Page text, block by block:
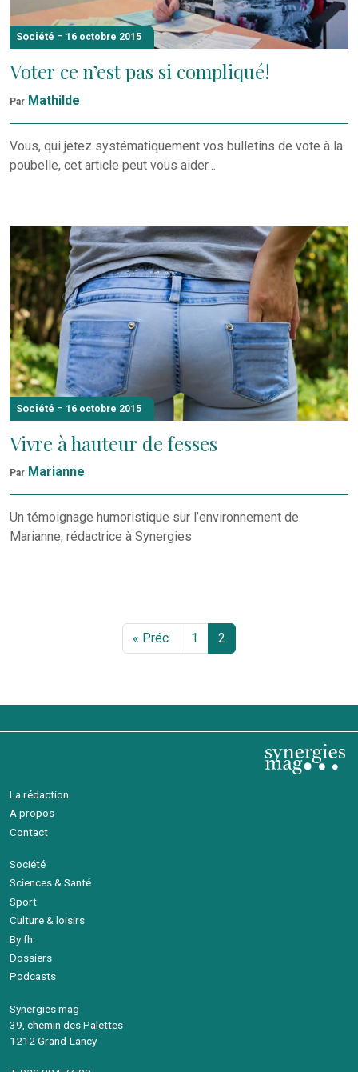
Société - 16 octobre 2015
Voter ce n’est pas si compliqué!
Par Mathilde
Vous, qui jetez systématiquement vos bulletins de vote à la
poubelle, cet article peut vous aider…
Société - 16 octobre 2015
Vivre à hauteur de fesses
Par Marianne
Un témoignage humoristique sur l’environnement de
Marianne, rédactrice à Synergies
« Préc. 1 2
La rédaction
A propos
Contact
Société
Sciences & Santé
Sport
Culture & loisirs
By fh.
Dossiers
Podcasts
Synergies mag
39, chemin des Palettes
1212 Grand-Lancy